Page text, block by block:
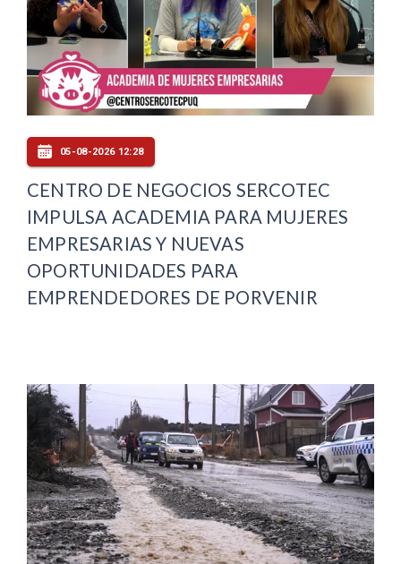
05-08-2026 12:28
CENTRO DE NEGOCIOS SERCOTEC
IMPULSA ACADEMIA PARA MUJERES
EMPRESARIAS Y NUEVAS
OPORTUNIDADES PARA
EMPRENDEDORES DE PORVENIR